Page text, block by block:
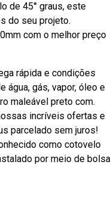
de 45° graus, este
do seu projeto.
com o melhor preço
rápida e condições
água, gás, vapor, óleo e
maleável preto com.
incríveis ofertas e
parcelado sem juros!
como cotovelo
por meio de bolsa